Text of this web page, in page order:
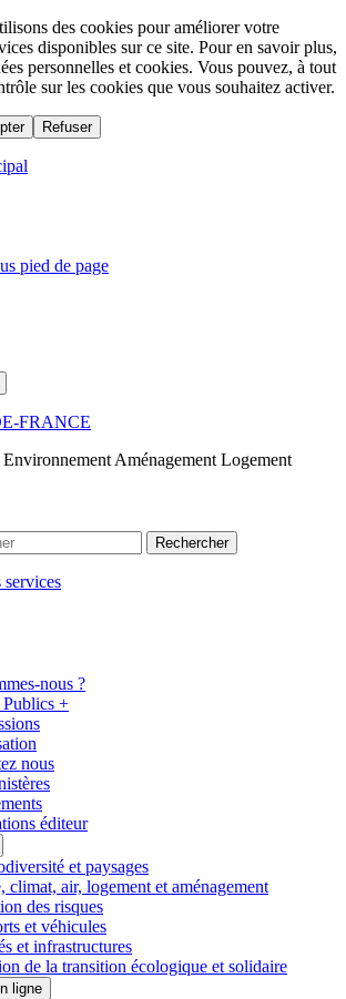
des cookies pour améliorer votre
disponibles sur ce site. Pour en savoir plus,
personnelles et cookies. Vous pouvez, à tout
sur les cookies que vous souhaitez activer.
Refuser
pied de page
FRANCE
Aménagement Logement
Rechercher
services
nous ?
Publics +
nous
éditeur
et paysages
climat, air, logement et aménagement
des risques
et véhicules
et infrastructures
de la transition écologique et solidaire
ligne